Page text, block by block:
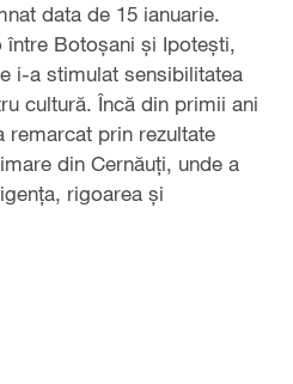
data de 15 ianuarie.
Botoșani și Ipotești,
i-a stimulat sensibilitatea
cultură. Încă din primii ani
remarcat prin rezultate
din Cernăuți, unde a
rigoarea și